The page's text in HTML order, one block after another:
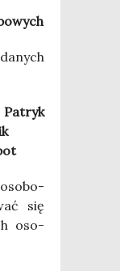
oso­bo­
się
oso­